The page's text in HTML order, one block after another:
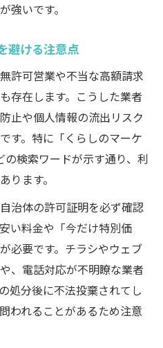
強いです。
避ける注意点
許可営業や不当な高額請求
存在します。こうした業者
止や個人情報の流出リスク
す。特に「くらしのマーケ
の検索ワードが示す通り、利
ります。
治体の許可証明を必ず確認
い料金や「今だけ特別価
必要です。チラシやウェブ
、電話対応が不明瞭な業者
処分後に不法投棄されてし
われることがあるため注意